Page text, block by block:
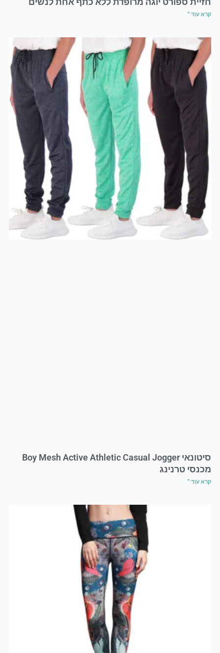
קרא עוד "
סיטונאי Boy Mesh Active Athletic Casual Jogger
מכנסי טרנינג
קרא עוד "